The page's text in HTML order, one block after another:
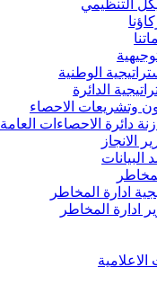
التنظيمي
الوطنية
الدائرة
وتشريعات الاحصاء
دائرة الاحصاءات العامة
الانجاز
البيانات
ادارة المخاطر
ادارة المخاطر